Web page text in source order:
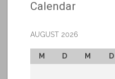
Calendar
AUGUST 2026
M D M D